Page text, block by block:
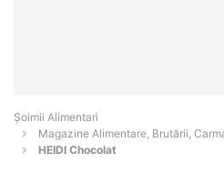
Şoimii Alimentari
Magazine Alimentare, Brutării,
HEIDI Chocolat